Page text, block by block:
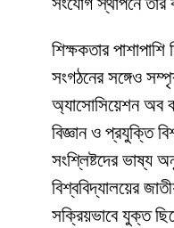
শিক্ষকতার
সংগঠনের সঙ্গেও
অ্যাসোসিয়েশন অব
বিজ্ঞান ও প্রযুক্তি
সংশ্লিষ্টদের ভাষ্য
বিশ্ববিদ্যালয়ের
সক্রিয়ভাবে যুক্ত